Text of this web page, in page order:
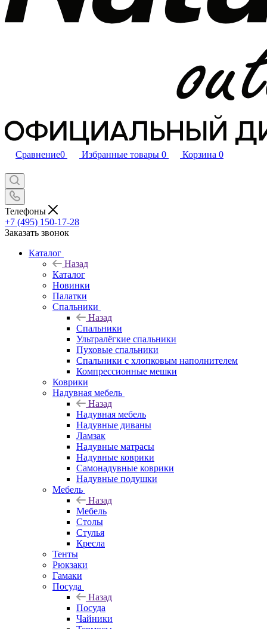
Сравнение0 Избранные товары 0 Корзина 0
Телефоны
+7 (495) 150-17-28
Заказать звонок
Каталог
Назад
Каталог
Новинки
Палатки
Спальники
Назад
Спальники
Ультралёгкие спальники
Пуховые спальники
Спальники с хлопковым наполнителем
Компрессионные мешки
Коврики
Надувная мебель
Назад
Надувная мебель
Надувные диваны
Ламзак
Надувные матрасы
Надувные коврики
Самонадувные коврики
Надувные подушки
Мебель
Назад
Мебель
Столы
Стулья
Кресла
Тенты
Рюкзаки
Гамаки
Посуда
Назад
Посуда
Чайники